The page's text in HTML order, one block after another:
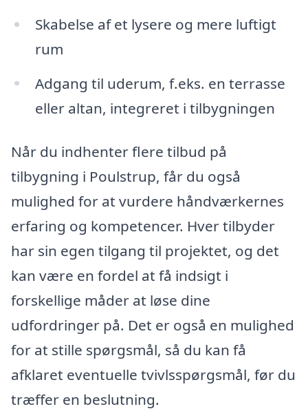
Skabelse af et lysere og mere luftigt
rum
Adgang til uderum, f.eks. en terrasse
eller altan, integreret i tilbygningen
Når du indhenter flere tilbud på
tilbygning i Poulstrup, får du også
mulighed for at vurdere håndværkernes
erfaring og kompetencer. Hver tilbyder
har sin egen tilgang til projektet, og det
kan være en fordel at få indsigt i
forskellige måder at løse dine
udfordringer på. Det er også en mulighed
for at stille spørgsmål, så du kan få
afklaret eventuelle tvivlsspørgsmål, før du
træffer en beslutning.